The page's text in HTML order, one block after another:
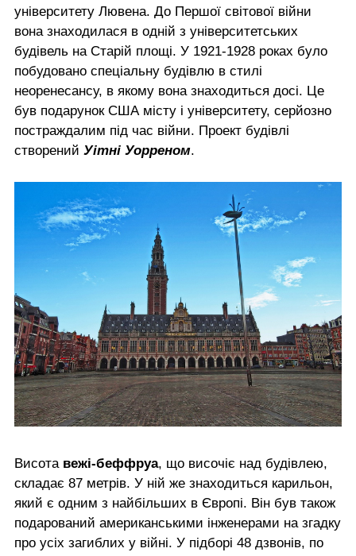
університету Лювена. До Першої світової війни
вона знаходилася в одній з університетських
будівель на Старій площі. У 1921-1928 роках було
побудовано спеціальну будівлю в стилі
неоренесансу, в якому вона знаходиться досі. Це
був подарунок США місту і університету, серйозно
постраждалим під час війни. Проект будівлі
створений Уітні Уорреном.
Висотавежі-беффруа, що височіє над будівлею,
складає 87 метрів. У ній же знаходиться карильон,
який є одним з найбільших в Європі. Він був також
подарований американськими інженерами на згадку
про усіх загиблих у війні. У підборі 48 дзвонів, по